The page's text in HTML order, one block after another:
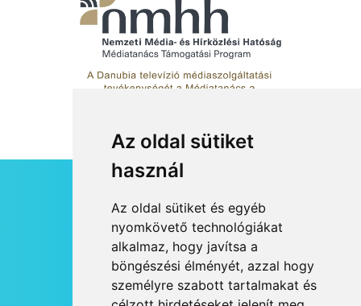
Az oldal sütiket
használ
Az oldal sütiket és egyéb
nyomkövető technológiákat
alkalmaz, hogy javítsa a
böngészési élményét, azzal hogy
személyre szabott tartalmakat és
RSS
JOGI NYILATKOZAT
KAPCSOLAT
OLDALTÉRKÉP